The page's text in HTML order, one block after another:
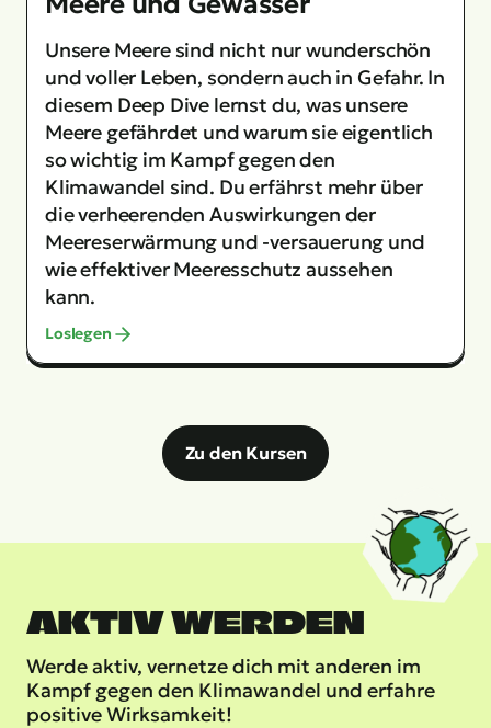
Unsere Meere sind nicht nur wunderschön
und voller Leben, sondern auch in Gefahr. In
diesem Deep Dive lernst du, was unsere
Meere gefährdet und warum sie eigentlich
so wichtig im Kampf gegen den
Klimawandel sind. Du erfährst mehr über
die verheerenden Auswirkungen der
Meereserwärmung und -versauerung und
wie effektiver Meeresschutz aussehen
kann.
Loslegen
Zu den Kursen
AKTIV WERDEN
Werde aktiv, vernetze dich mit anderen im
Kampf gegen den Klimawandel und erfahre
positive Wirksamkeit!